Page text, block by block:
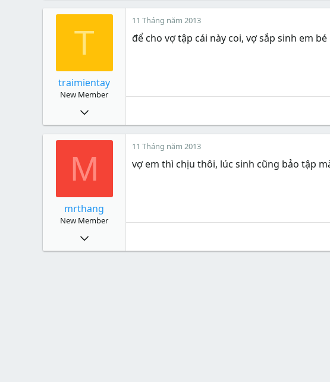
T
traimientay
New Member
0
11 Tháng năm 2013
để cho vợ tập cái này coi, vợ sắp sinh em
M
mrthang
New Member
2
11 Tháng năm 2013
vợ em thì chịu thôi, lúc sinh cũng bảo tập